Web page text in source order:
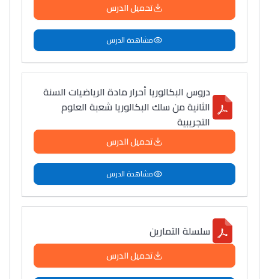
تحميل الدرس
مشاهدة الدرس
دروس البكالوريا أحرار مادة الرياضيات السنة
الثانية من سلك البكالوريا شعبة العلوم
التجريبية
تحميل الدرس
مشاهدة الدرس
سلسلة التمارين
تحميل الدرس